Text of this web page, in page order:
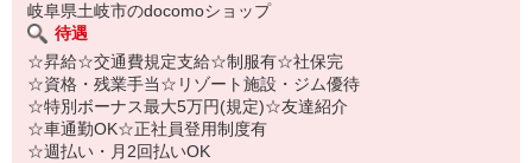
岐阜県土岐市のdocomoショップ
待遇
☆昇給☆交通費規定支給☆制服有☆社保完
☆資格・残業手当☆リゾート施設・ジム優待
☆特別ボーナス最大5万円(規定)☆友達紹介
☆車通勤OK☆正社員登用制度有
☆週払い・月2回払いOK